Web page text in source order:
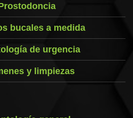
bucales a medida
de urgencia
y limpiezas